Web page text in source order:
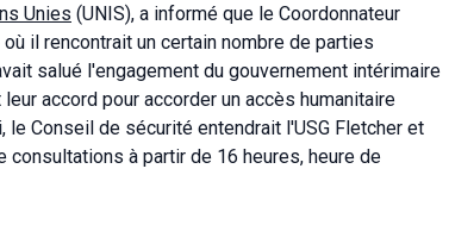
Unies (UNIS), a informé que le Coordonnateur
il rencontrait un certain nombre de parties
salué l'engagement du gouvernement intérimaire
accord pour accorder un accès humanitaire
Conseil de sécurité entendrait l'USG Fletcher et
à partir de 16 heures, heure de